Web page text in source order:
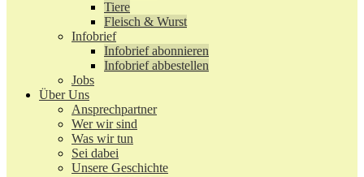
Tiere
Fleisch & Wurst
Infobrief
Infobrief abonnieren
Infobrief abbestellen
Jobs
Über Uns
Ansprechpartner
Wer wir sind
Was wir tun
Sei dabei
Unsere Geschichte